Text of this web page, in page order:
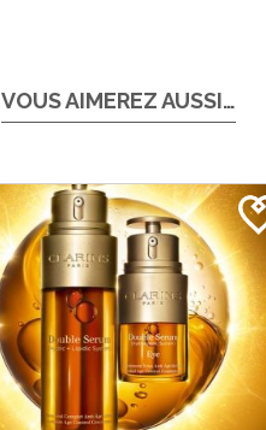
VOUS AIMEREZ AUSSI…